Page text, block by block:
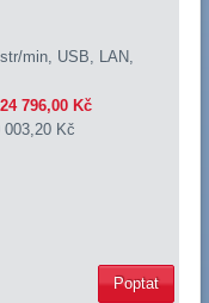
min, USB, LAN,
24 796,00 Kč
003,20 Kč
Poptat